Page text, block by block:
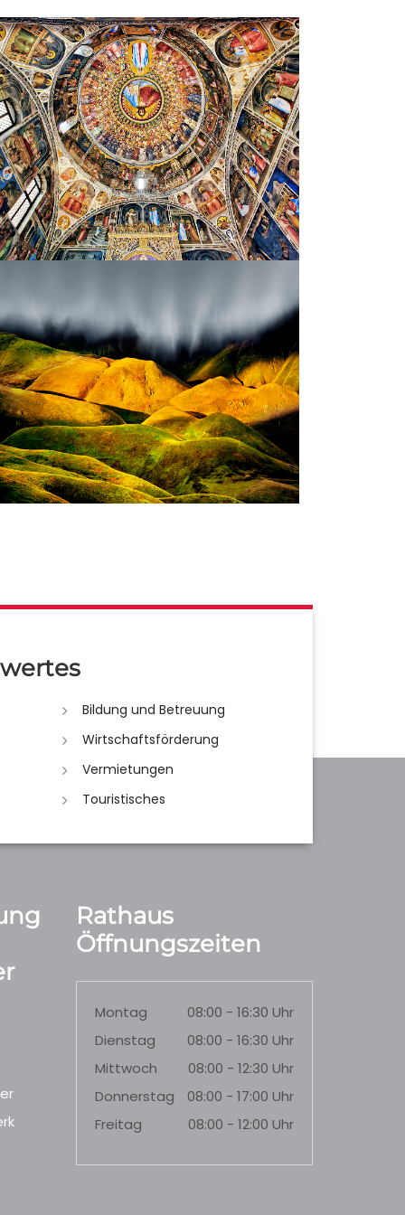
Bildung und Betreuung
Wirtschaftsförderung
Vermietungen
Touristisches
Rathaus
Öffnungszeiten
Montag
08:00 - 16:30 Uhr
Dienstag
08:00 - 16:30 Uhr
Mittwoch
08:00 - 12:30 Uhr
Donnerstag
08:00 - 17:00 Uhr
Freitag
08:00 - 12:00 Uhr